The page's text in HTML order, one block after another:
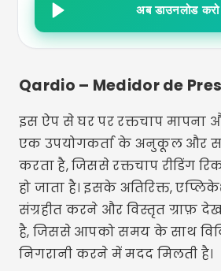
अब डाउनलोड करो
Qardio – Medidor de
इस ऐप से घर पर रक्तचाप मापना
एक उपयोगकर्ता के अनुकूल और
करता है, जिससे रक्तचाप रीडिंग
हो जाता है। इसके अतिरिक्त,
संग्रहीत करने और विस्तृत ग्राफ़
है, जिससे आपको समय के साथ
निगरानी करने में मदद मिलती है।